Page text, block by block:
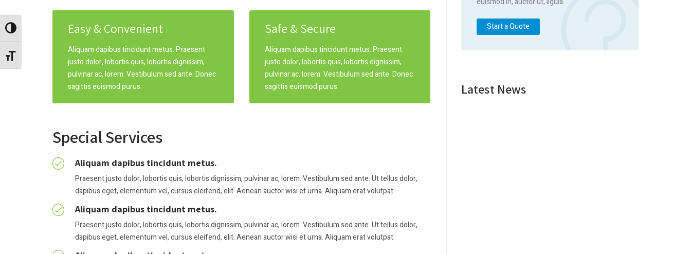
Alternar alto contraste
Alternar tamaño de letra
Easy & Convenient
Aliquam dapibus tincidunt metus. Praesent
justo dolor, lobortis quis, lobortis dignissim,
pulvinar ac, lorem. Vestibulum sed ante. Donec
sagittis euismod purus.
Safe & Secure
Aliquam dapibus tincidunt metus. Praesent
justo dolor, lobortis quis, lobortis dignissim,
pulvinar ac, lorem. Vestibulum sed ante. Donec
sagittis euismod purus.
Special Services
Aliquam dapibus tincidunt metus.
Praesent justo dolor, lobortis quis, lobortis dignissim, pulvinar ac, lorem. Vestibulum sed ante. Ut tellus dolor,
dapibus eget, elementum vel, cursus eleifend, elit. Aenean auctor wisi et urna. Aliquam erat volutpat.
Aliquam dapibus tincidunt metus.
Praesent justo dolor, lobortis quis, lobortis dignissim, pulvinar ac, lorem. Vestibulum sed ante. Ut tellus dolor,
dapibus eget, elementum vel, cursus eleifend, elit. Aenean auctor wisi et urna. Aliquam erat volutpat.
Start a Quote
Latest News